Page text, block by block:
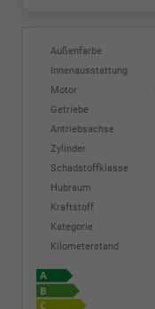
Außenfarbe
Innenausstattung
Motor
Getriebe
Antriebsachse
Zylinder
Schadstoffklasse
Hubraum
Kraftstoff
Kategorie
Kilometerstand